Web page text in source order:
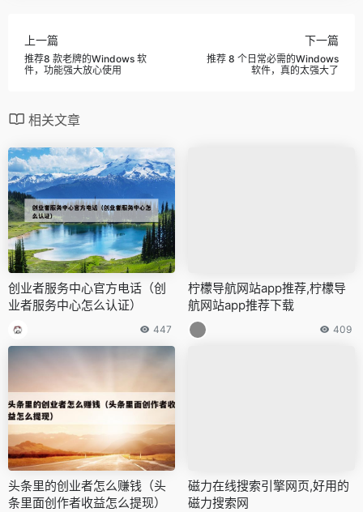
上一篇
推荐8 款老牌的Windows 软
件，功能强大放心使用
下一篇
推荐 8 个日常必需的Windows
软件，真的太强大了
相关文章
创业者服务中心官方电话（创
业者服务中心怎么认证）
447
柠檬导航网站app推荐,柠檬导
航网站app推荐下载
409
头条里的创业者怎么赚钱（头
条里面创作者收益怎么提现）
磁力在线搜索引擎网页,好用的
磁力搜索网